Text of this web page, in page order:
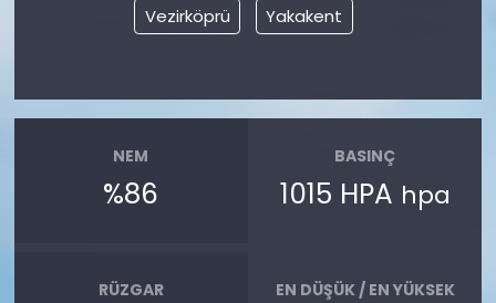
Vezirköprü
Yakakent
NEM
%86
BASINÇ
1015 HPA hpa
RÜZGAR EN DÜŞÜK / EN YÜKSEK